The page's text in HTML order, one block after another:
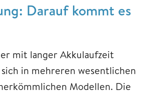
Darauf kommt es
mit langer Akkulaufzeit
in mehreren wesentlichen
Modellen. Die